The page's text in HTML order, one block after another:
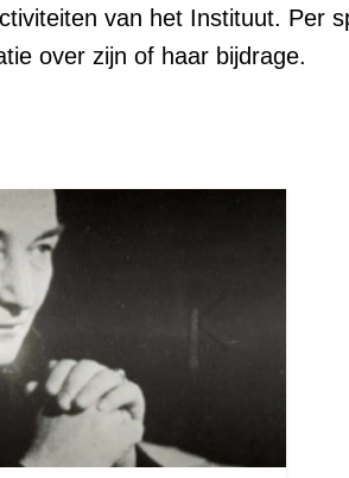
van het Instituut. Per
over zijn of haar bijdrage.